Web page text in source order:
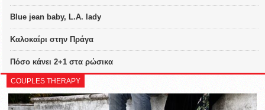
Blue jean baby, L.A. lady
Καλοκαίρι στην Πράγα
Πόσο κάνει 2+1 στα ρώσικα
COUPLES THERAPY